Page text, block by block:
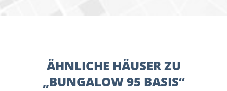
ÄHNLICHE HÄUSER ZU
„BUNGALOW 95 BASIS“